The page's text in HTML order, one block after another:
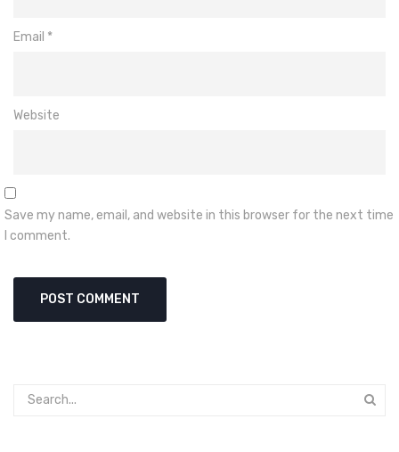
Email *
Website
Save my name, email, and website in this browser for the next time
I comment.